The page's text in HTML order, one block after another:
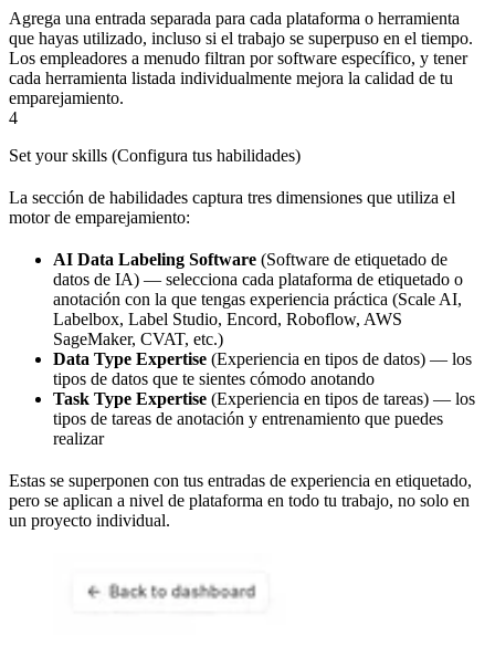
Agrega una entrada separada para cada plataforma o herramienta
que hayas utilizado, incluso si el trabajo se superpuso en el tiempo.
Los empleadores a menudo filtran por software específico, y tener
cada herramienta listada individualmente mejora la calidad de tu
emparejamiento.
4
Set your skills (Configura tus habilidades)
La sección de habilidades captura tres dimensiones que utiliza el
motor de emparejamiento:
AI Data Labeling Software (Software de etiquetado de
datos de IA) — selecciona cada plataforma de etiquetado o
anotación con la que tengas experiencia práctica (Scale AI,
Labelbox, Label Studio, Encord, Roboflow, AWS
SageMaker, CVAT, etc.)
Data Type Expertise (Experiencia en tipos de datos) — los
tipos de datos que te sientes cómodo anotando
Task Type Expertise (Experiencia en tipos de tareas) — los
tipos de tareas de anotación y entrenamiento que puedes
realizar
Estas se superponen con tus entradas de experiencia en etiquetado,
pero se aplican a nivel de plataforma en todo tu trabajo, no solo en
un proyecto individual.